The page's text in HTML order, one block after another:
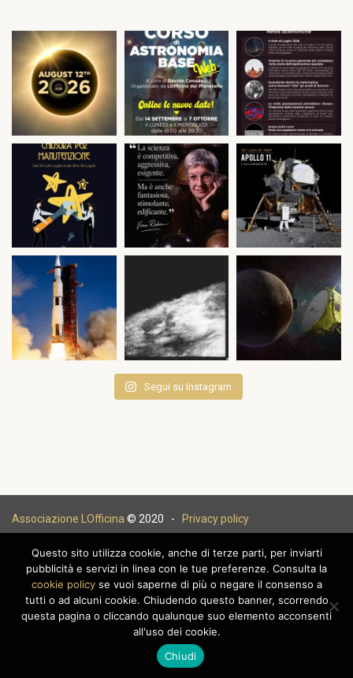
Segui su Instagram
Associazione LOfficina © 2020 - Privacy policy
Questo sito utilizza cookie, anche di terze parti, per inviarti
pubblicità e servizi in linea con le tue preferenze. Consulta la
cookie policyse vuoi saperne di più o negare il consenso a
tutti o ad alcuni cookie. Chiudendo questo banner, scorrendo
questa pagina o cliccando qualunque suo elemento acconsenti
all'uso dei cookie.
Chiudi